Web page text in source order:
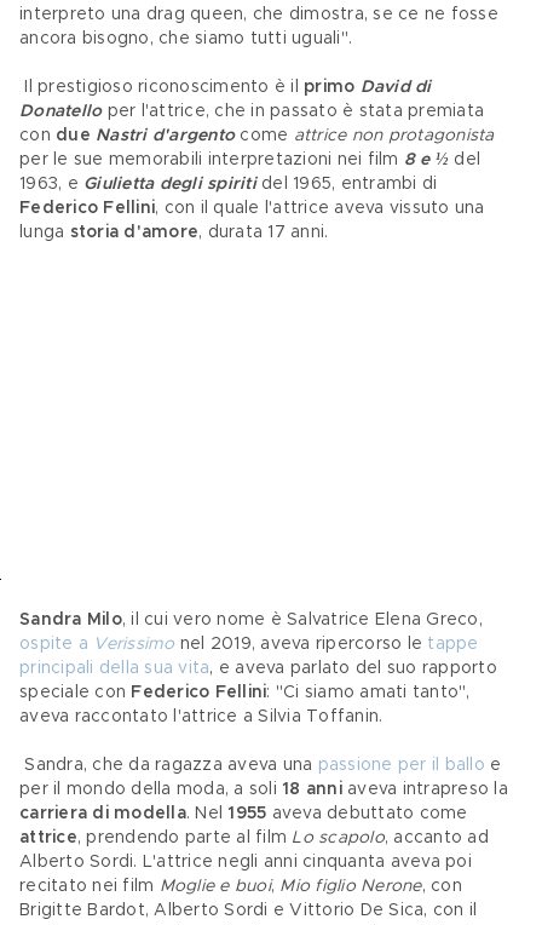
interpreto una drag queen, che dimostra, se ce ne fosse
ancora bisogno, che siamo tutti uguali".
Il prestigioso riconoscimento è il primo David di
Donatello per l'attrice, che in passato è stata premiata
con due Nastri d'argento come attrice non protagonista
per le sue memorabili interpretazioni nei film 8 e ½ del
1963, e Giulietta degli spiriti del 1965, entrambi di
Federico Fellini, con il quale l'attrice aveva vissuto una
lunga storia d'amore, durata 17 anni.
Sandra Milo, il cui vero nome è Salvatrice Elena Greco,
ospite a Verissimo nel 2019, aveva ripercorso le tappe
principali della sua vita, e aveva parlato del suo rapporto
speciale con Federico Fellini: "Ci siamo amati tanto",
aveva raccontato l'attrice a Silvia Toffanin.
Sandra, che da ragazza aveva una passione per il ballo e
per il mondo della moda, a soli 18 anni aveva intrapreso la
carriera di modella. Nel 1955 aveva debuttato come
attrice, prendendo parte al film Lo scapolo, accanto ad
Alberto Sordi. L'attrice negli anni cinquanta aveva poi
recitato nei film Moglie e buoi, Mio figlio Nerone, con
Brigitte Bardot, Alberto Sordi e Vittorio De Sica, con il